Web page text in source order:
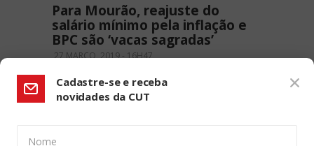
Para Mourão, reajuste do
salário mínimo pela inflação e
BPC são ‘vacas sagradas’
27 MARÇO, 2019 - 16H47
Cadastre-se e receba
novidades da CUT
Nome